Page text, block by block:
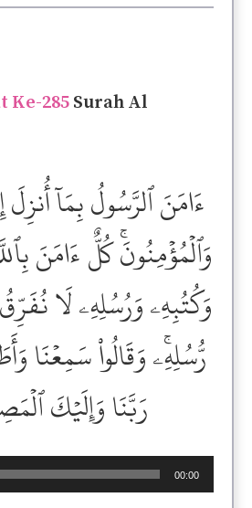
Ke-285 Surah Al
ءَامَنَ ٱلرَّسُولُ بِمَآ
وَٱلۡمُؤۡمِنُونَۚ كُلٌّ ءَامَنَ
وَكُتُبِهِۦ وَرُسُلِهِۦ لَا
رُّسُلِهِۦۚ وَقَالُواْ سَمِعۡنَا
رَبَّنَا وَإِلَيۡكَ
00:00